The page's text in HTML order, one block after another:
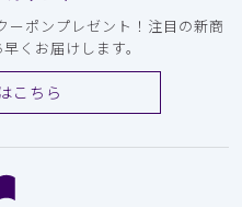
ーポンプレゼント！注目の新商
くお届けします。
こちら